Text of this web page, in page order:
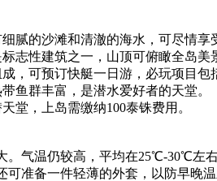
细腻的沙滩和清澈的海水，可尽情
志性建筑之一，山顶可俯瞰全岛
成，可预订快艇一日游，必玩项目
鱼群丰富，是潜水爱好者的天堂。
堂，上岛需缴纳100泰铢费用。
。气温仍较高，平均在25℃-30℃左
准备一件轻薄的外套，以防早晚温